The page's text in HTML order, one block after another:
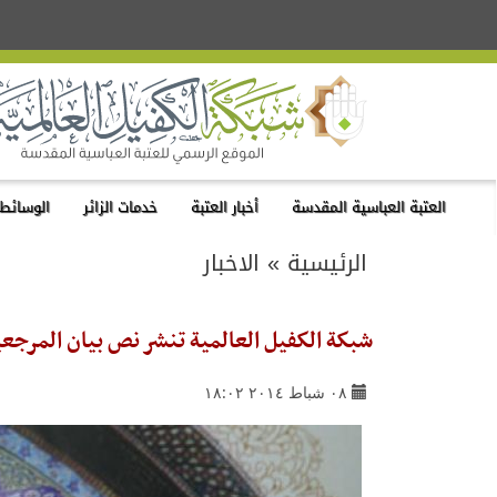
العتبة العباسية المقدسة أخبار العتبة خدمات الزائر
الرئيسية » الاخبار
شبكة الكفيل العالمية تنشر نص بيان
٠٨ شباط ٢٠١٤ ١٨:٠٢